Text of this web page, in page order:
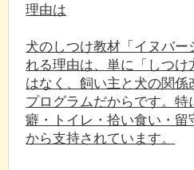
理由は
犬のしつけ教材「イヌバー
れる理由は、単に「しつ
はなく、飼い主と犬の関
プログラムだからです。特
癖・トイレ・拾い食い・留
から支持されています。